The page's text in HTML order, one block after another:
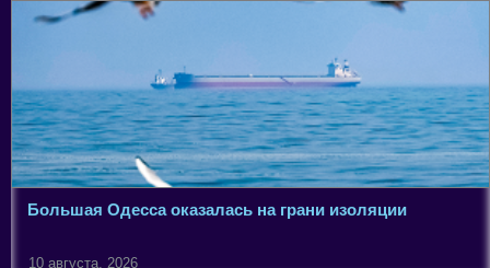
Большая Одесса оказалась на грани изоляции
10 августа, 2026